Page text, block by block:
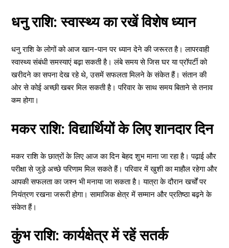
धनु राशि: स्वास्थ्य का रखें विशेष ध्यान
धनु राशि के लोगों को आज खान-पान पर ध्यान देने की जरूरत है। लापरवाही
स्वास्थ्य संबंधी समस्याएं बढ़ा सकती है। लंबे समय से जिस घर या प्रॉपर्टी को
खरीदने का सपना देख रहे थे, उसमें सफलता मिलने के संकेत हैं। संतान की
ओर से कोई अच्छी खबर मिल सकती है। परिवार के साथ समय बिताने से तनाव
कम होगा।
मकर राशि: विद्यार्थियों के लिए शानदार दिन
मकर राशि के छात्रों के लिए आज का दिन बेहद शुभ माना जा रहा है। पढ़ाई और
परीक्षा से जुड़े अच्छे परिणाम मिल सकते हैं। परिवार में खुशी का माहौल रहेगा और
आपकी सफलता का जश्न भी मनाया जा सकता है। यात्रा के दौरान खर्चों पर
नियंत्रण रखना जरूरी होगा। सामाजिक क्षेत्र में सम्मान और प्रतिष्ठा बढ़ने के
संकेत हैं।
कुंभ राशि: कार्यक्षेत्र में रहें सतर्क